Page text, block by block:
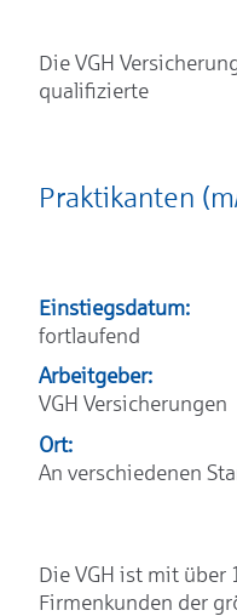
Die VGH
qualifizierte
Praktikanten
Einstiegsdatum:
fortlaufend
Arbeitgeber:
VGH Versicherungen
Ort:
An verschiedenen
Die VGH ist mit über
Firmenkunden der